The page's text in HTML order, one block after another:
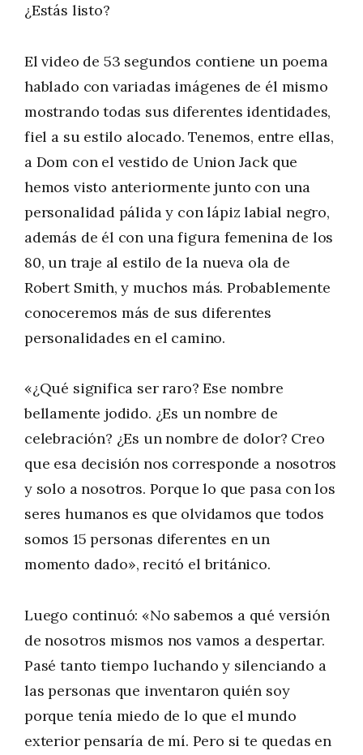
¿Estás listo?
El video de 53 segundos contiene un poema
hablado con variadas imágenes de él mismo
mostrando todas sus diferentes identidades,
fiel a su estilo alocado. Tenemos, entre ellas,
a Dom con el vestido de Union Jack que
hemos visto anteriormente junto con una
personalidad pálida y con lápiz labial negro,
además de él con una figura femenina de los
80, un traje al estilo de la nueva ola de
Robert Smith, y muchos más. Probablemente
conoceremos más de sus diferentes
personalidades en el camino.
«¿Qué significa ser raro? Ese nombre
bellamente jodido. ¿Es un nombre de
celebración? ¿Es un nombre de dolor? Creo
que esa decisión nos corresponde a nosotros
y solo a nosotros. Porque lo que pasa con los
seres humanos es que olvidamos que todos
somos 15 personas diferentes en un
momento dado», recitó el británico.
Luego continuó: «No sabemos a qué versión
de nosotros mismos nos vamos a despertar.
Pasé tanto tiempo luchando y silenciando a
las personas que inventaron quién soy
porque tenía miedo de lo que el mundo
exterior pensaría de mí. Pero si te quedas en